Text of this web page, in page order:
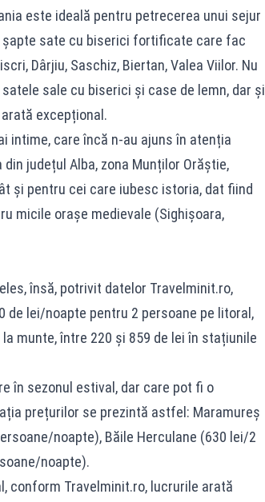
este ideală pentru petrecerea unui sejur
sate cu biserici fortificate care fac
Dârjiu, Saschiz, Biertan, Valea Viilor. Nu
sale cu biserici și case de lemn, dar și
excepțional.
intime, care încă n-au ajuns în atenția
județul Alba, zona Munților Orăștie,
și pentru cei care iubesc istoria, dat fiind
micile orașe medievale (Sighișoara,
însă, potrivit datelor Travelminit.ro,
de lei/noapte pentru 2 persoane pe litoral,
munte, între 220 și 859 de lei în stațiunile
în sezonul estival, dar care pot fi o
prețurilor se prezintă astfel: Maramureș
noapte), Băile Herculane (630 lei/2
noapte).
conform Travelminit.ro, lucrurile arată